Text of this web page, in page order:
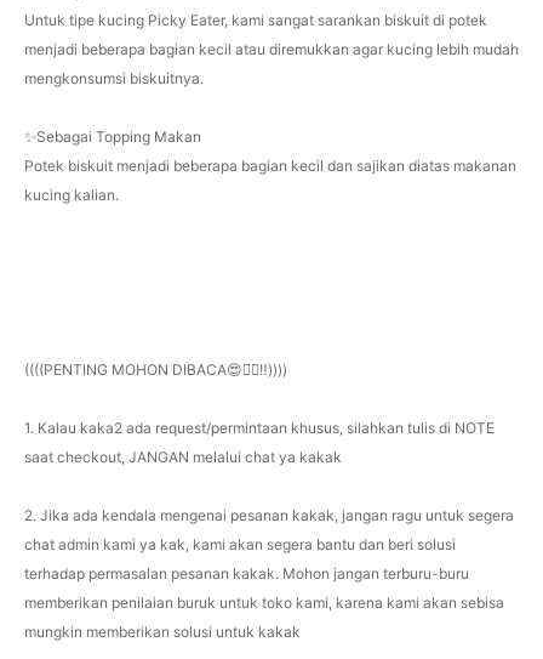
Untuk tipe kucing Picky Eater, kami sangat sarankan biskuit di potek
menjadi beberapa bagian kecil atau diremukkan agar kucing lebih mudah
mengkonsumsi biskuitnya.
✨Sebagai Topping Makan
Potek biskuit menjadi beberapa bagian kecil dan sajikan diatas makanan
kucing kalian.
((((PENTING MOHON DIBACA😍👇🏻‼️))))
1. Kalau kaka2 ada request/permintaan khusus, silahkan tulis di NOTE
saat checkout, JANGAN melalui chat ya kakak
2. Jika ada kendala mengenai pesanan kakak, jangan ragu untuk segera
chat admin kami ya kak, kami akan segera bantu dan beri solusi
terhadap permasalan pesanan kakak. Mohon jangan terburu-buru
memberikan penilaian buruk untuk toko kami, karena kami akan sebisa
mungkin memberikan solusi untuk kakak